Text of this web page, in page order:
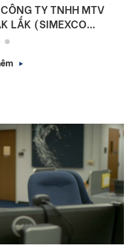
TY TNHH MTV
LẮK (SIMEXCO